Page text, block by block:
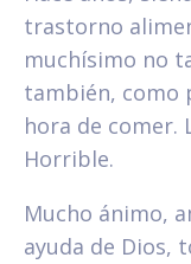
trastorno
muchísimo no
también, como
hora de comer.
Horrible.
Mucho ánimo,
ayuda de Dios,